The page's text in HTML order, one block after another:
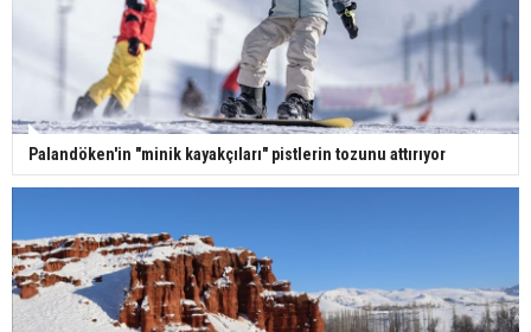
Palandöken'in "minik kayakçıları" pistlerin tozunu attırıyor